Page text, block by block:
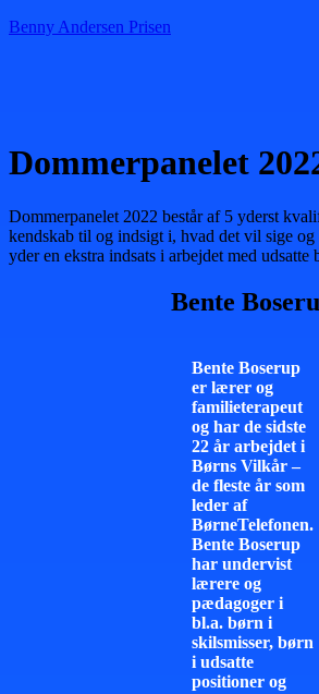
Benny Andersen Prisen
Dommerpanelet
Dommerpanelet 2022 består af 5 yderst
kendskab til og indsigt i, hvad det vil sige
yder en ekstra indsats i arbejdet med udsatte
Bente
Bente Boserup
er lærer og
familieterapeut
og har de sidste
22 år arbejdet i
Børns Vilkår –
de fleste år som
leder af
BørneTelefonen.
Bente Boserup
har undervist
lærere og
pædagoger i
bl.a. børn i
skilsmisser, børn
i udsatte
positioner og